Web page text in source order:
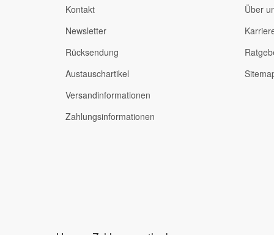
Kontakt
Newsletter
Rücksendung
Austauschartikel
Versandinformationen
Zahlungsinformationen
Über